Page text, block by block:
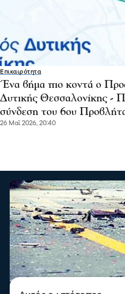
Επικαιρότητα
Ένα βήμα πιο κοντά ο
Δυτικής Θεσσαλονίκης -
σύνδεση του 6ου
26 Μαΐ 2026, 20:40